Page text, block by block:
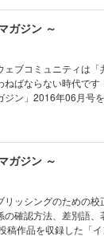
光たち』〈小説〉 尾
ピース、爽やかな夏 ［
成果は？ 胸が熱くな
ーン人間じゃない！
女の子だらけの鉄道
ガジン ～
ブコミュニティは「
らない時代です！ こ
ジン」2016年06月号
〈詩〉 理系という文
●浅野佑暉『RestNet
イド』〈表紙イラスト
ガジン ～
ッシングのための校
確認方法、差別語、